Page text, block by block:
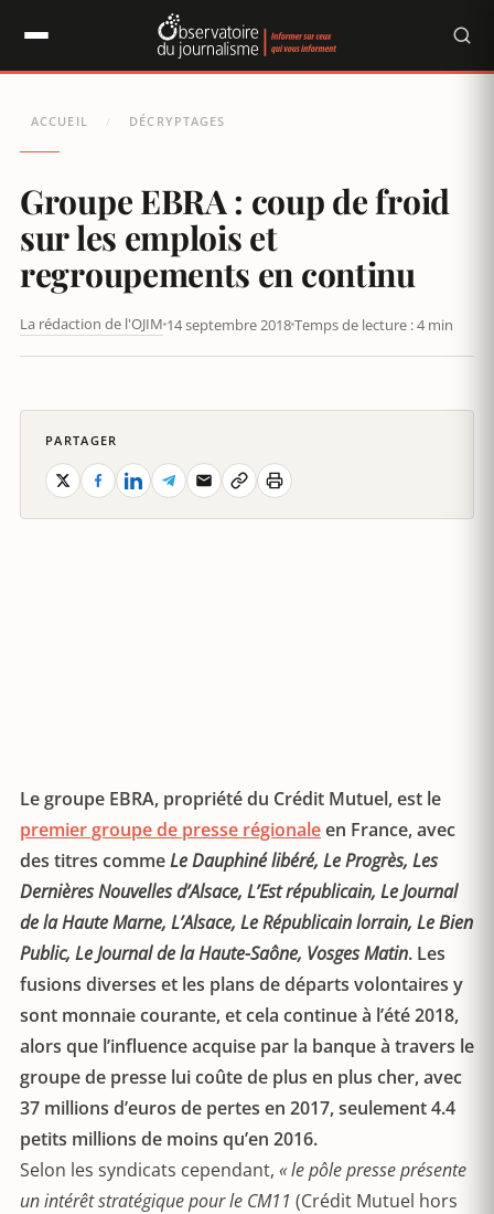
ACCUEIL / DÉCRYPTAGES
Groupe EBRA : coup de froid
sur les emplois et
regroupements en continu
La rédaction de l'OJIM 14 septembre 2018Temps de lecture : 4 min
Le groupe EBRA, propriété du Crédit Mutuel, est le
premier groupe de presse régionaleen France, avec
des titres commeLe Dauphiné libéré, Le Progrès, Les
Dernières Nouvelles d’Alsace, L’Est républicain, Le Journal
de la Haute Marne, L’Alsace, Le Républicain lorrain, Le Bien
Public, Le Journal de la Haute-Saône, Vosges Matin. Les
fusions diverses et les plans de départs volontaires y
sont monnaie courante, et cela continue à l’été 2018,
alors que l’influence acquise par la banque à travers le
groupe de presse lui coûte de plus en plus cher, avec
37 millions d’euros de pertes en 2017, seulement 4.4
petits millions de moins qu’en 2016.
Selon les syndicats cependant, « le pôle presse présente
un intérêt stratégique pour le CM11 (Crédit Mutuel hors
PARTAGER
Panneau de gestion des cookies